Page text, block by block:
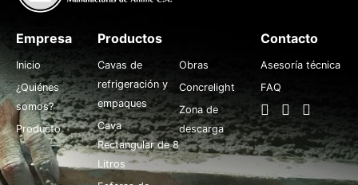
Empresa
Inicio
¿Quiénes
somos?
Producto
Productos
Cavas de
refrigeración y
empaques
Cava
Rectangular de 8
Litros
Obras
Concrelight
Zona de
descarga
Contacto
Asesoría técnica
FAQ